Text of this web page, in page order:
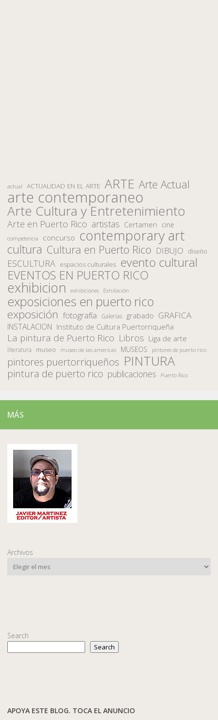
actual ACTUALIDAD EN EL ARTE ARTE Arte Actual
arte contemporaneo
Arte Cultura y Entretenimiento
Arte en Puerto Rico artistas Certamen cine
competencia concurso contemporary art
cultura Cultura en Puerto Rico DIBUJO diseño
ESCULTURA espacios culturales evento cultural
EVENTOS EN PUERTO RICO
exhibicion exhibiciones Exhibición
exposiciones en puerto rico
exposición fotografía Galerias grabado GRAFICA
INSTALACION Instituto de Cultura Puertorriqueña
La pintura de Puerto Rico Libros Liga de arte
literatura museo museo de las americas MUSEOS pintores de puerto rico
pintores puertorriqueños PINTURA
pintura de puerto rico publicaciones Puerto Rico
MÁS
Archivos
Search
Search
APOYA ESTE BLOG. TOCA EL ANUNCIO